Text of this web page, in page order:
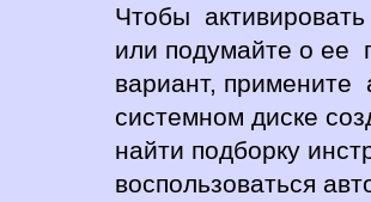
Чтобы
или подумайте о ее
вариант, примените
системном диске
найти подборку
воспользоваться